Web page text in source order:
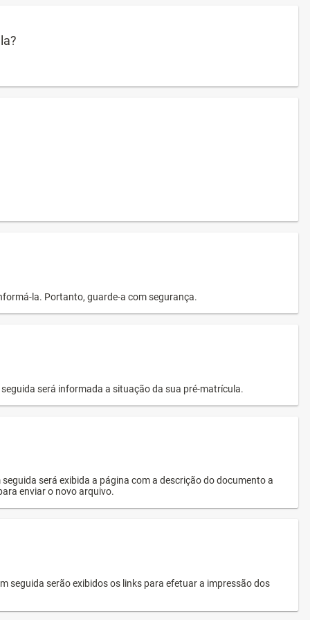
la. Portanto, guarde-a com segurança.
será informada a situação da sua pré-matrícula.
será exibida a página com a descrição do documento a
enviar o novo arquivo.
seguida serão exibidos os links para efetuar a impressão dos